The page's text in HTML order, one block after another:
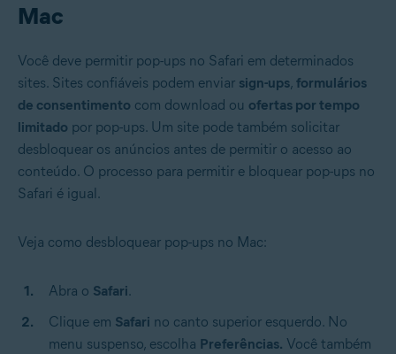
Mac
Você deve permitir pop-ups no Safari em determinados
sites. Sites confiáveis podem enviar sign-ups, formulários
de consentimento com download ou ofertas por tempo
limitado por pop-ups. Um site pode também solicitar
desbloquear os anúncios antes de permitir o acesso ao
conteúdo. O processo para permitir e bloquear pop-ups no
Safari é igual.
Veja como desbloquear pop-ups no Mac:
Abra o Safari.
Clique em Safari no canto superior esquerdo. No
menu suspenso, escolha Preferências. Você também